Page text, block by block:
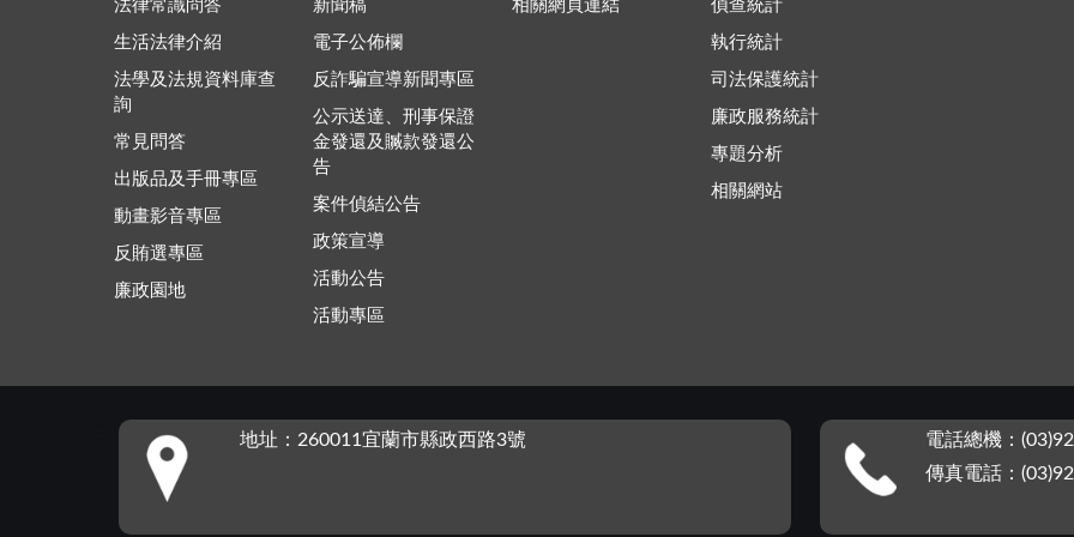
法律常識問答
生活法律介紹
法學及法規資料庫查
詢
常見問答
出版品及手冊專區
動畫影音專區
反賄選專區
廉政園地
新聞稿
電子公佈欄
反詐騙宣導新聞專區
公示送達、刑事保證
金發還及贓款發還公
告
案件偵結公告
政策宣導
活動公告
活動專區
相關網頁連結 偵查統計
執行統計
司法保護統計
廉政服務統計
專題分析
相關網站
地址：260011宜蘭市縣政西路3號
電話總機：
傳真電話：